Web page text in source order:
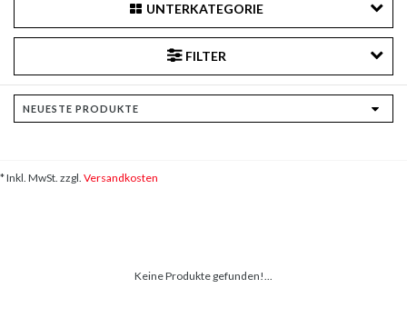
UNTERKATEGORIE
FILTER
* Inkl. MwSt. zzgl. Versandkosten
Keine Produkte gefunden!...